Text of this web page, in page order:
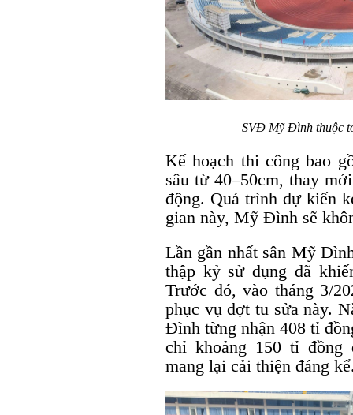
SVĐ Mỹ Đình thuộc
Kế hoạch thi công bao
sâu từ 40–50cm, thay
động. Quá trình dự kiến
gian này, Mỹ Đình sẽ
Lần gần nhất sân Mỹ
thập kỷ sử dụng đã
Trước đó, vào tháng 3/
phục vụ đợt tu sửa này.
Đình từng nhận 408 tỉ
chỉ khoảng 150 tỉ đồng
mang lại cải thiện đáng